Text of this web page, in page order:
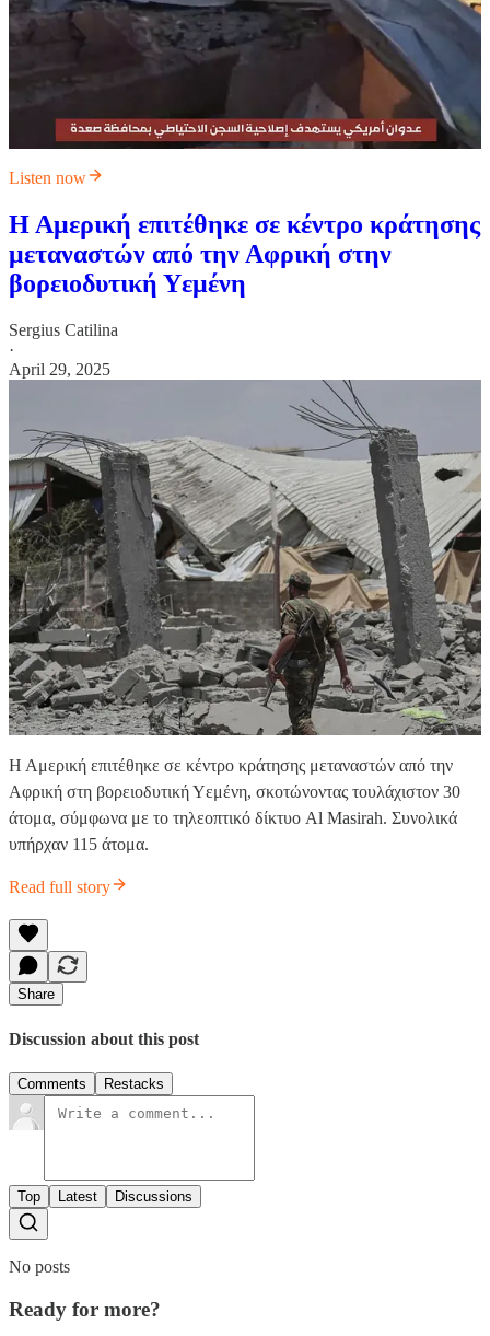
Listen now
Η Αμερική επιτέθηκε σε κέντρο κράτησης
μεταναστών από την Αφρική στην
βορειοδυτική Υεμένη
Sergius Catilina
·
April 29, 2025
Η Αμερική επιτέθηκε σε κέντρο κράτησης μεταναστών από την
Αφρική στη βορειοδυτική Υεμένη, σκοτώνοντας τουλάχιστον 30
άτομα, σύμφωνα με το τηλεοπτικό δίκτυο Al Masirah. Συνολικά
υπήρχαν 115 άτομα.
Read full story
Share
Discussion about this post
Comments Restacks
Top Latest Discussions
No posts
Ready for more?